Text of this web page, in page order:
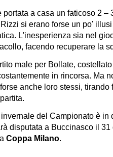
portata a casa un faticoso 2 –
si erano forse un po'
L'inesperienza sia nel
facendo recuperare la
male per Bollate,
in rincorsa. Ma
anche loro stessi,
del Campionato è in
disputata a Buccinasco il
Coppa Milano.